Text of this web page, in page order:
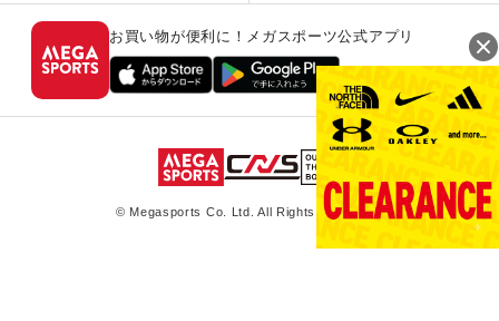
お買い物が便利に！メガスポーツ公式アプリ
© Megasports Co. Ltd. All Rights Reserved.